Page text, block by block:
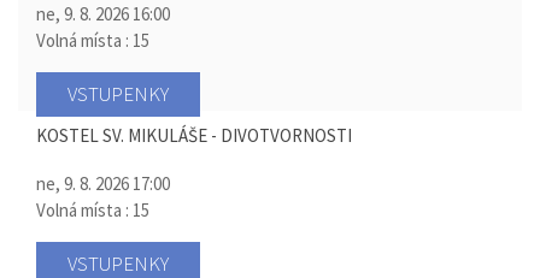
ne, 9. 8. 2026 16:00
Volná místa : 15
VSTUPENKY
KOSTEL SV. MIKULÁŠE - DIVOTVORNOSTI
ne, 9. 8. 2026 17:00
Volná místa : 15
VSTUPENKY